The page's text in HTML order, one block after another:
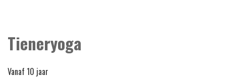
Tieneryoga
Vanaf 10 jaar